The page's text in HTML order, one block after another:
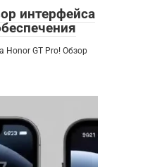
интерфейса
Honor GT Pro! Обзор